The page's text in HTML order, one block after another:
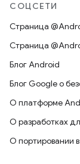
СОЦСЕТИ
Страница
Страница
Блог Android
Блог Google о
О платформе
О разработках
О портировании